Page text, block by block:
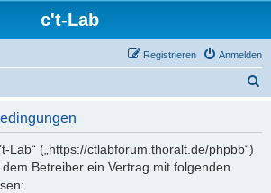
c't-Lab
Anmelden
Registrieren
Lab“ („https://ctlabforum.thoralt.de/phpbb“)
Betreiber ein Vertrag mit folgenden